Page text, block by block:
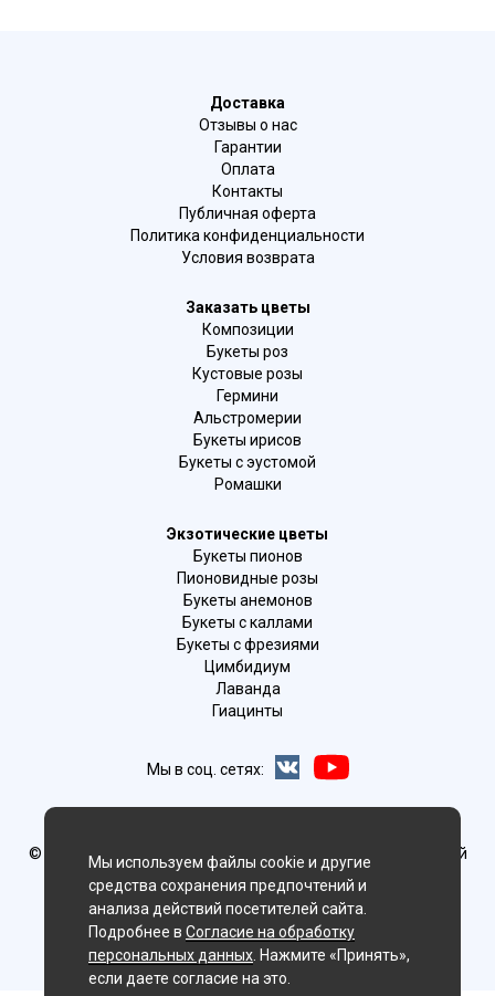
Доставка
Отзывы о нас
Гарантии
Оплата
Контакты
Публичная оферта
Политика конфиденциальности
Условия возврата
Заказать цветы
Композиции
Букеты роз
Кустовые розы
Гермини
Альстромерии
Букеты ирисов
Букеты с эустомой
Ромашки
Экзотические цветы
Букеты пионов
Пионовидные розы
Букеты анемонов
Букеты с каллами
Букеты с фрезиями
Цимбидиум
Лаванда
Гиацинты
Мы в соц. сетях:
© Delaflor - доставка цветов, 2012-2026
ИП Рыжков Евгений
Вячеславович
ИНН 540409481687 ОГРН 325547600130383
Мы используем файлы cookie и другие
средства сохранения предпочтений и
анализа действий посетителей сайта.
Подробнее в Согласие на обработку
персональных данных . Нажмите «Принять»,
если даете согласие на это.